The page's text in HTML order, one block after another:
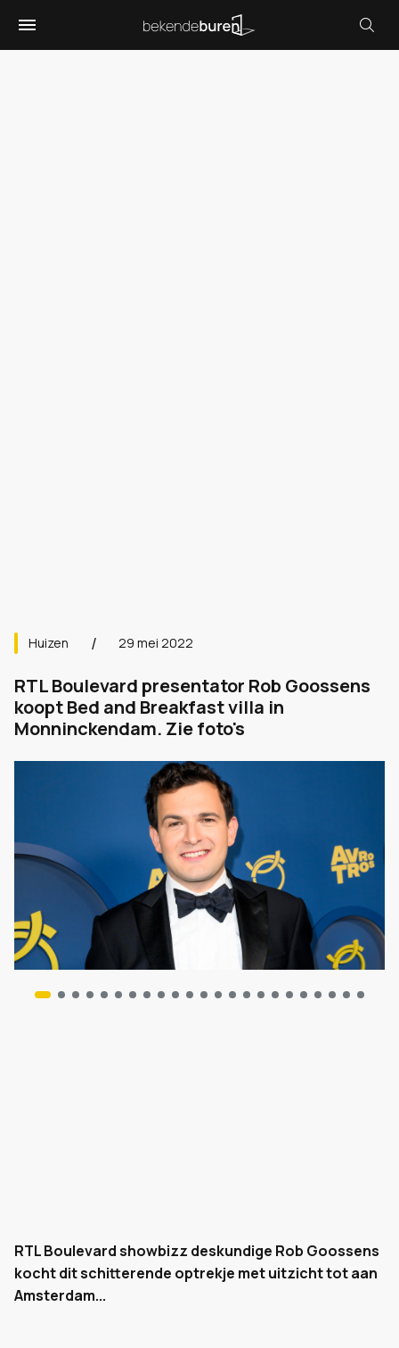
Huizen 29 mei 2022
RTL Boulevard presentator Rob Goossens
koopt Bed and Breakfast villa in
Monninckendam. Zie foto's
RTL Boulevard showbizz deskundige Rob Goossens
kocht dit schitterende optrekje met uitzicht tot aan
Amsterdam...